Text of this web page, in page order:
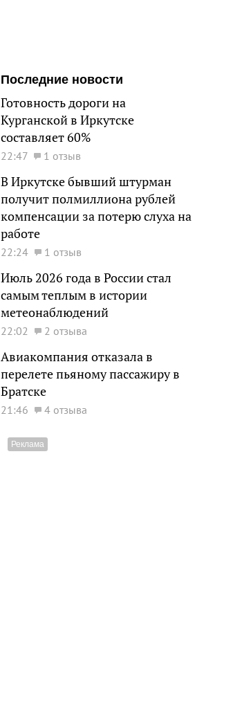
Последние новости
Готовность дороги на
Курганской в Иркутске
составляет 60%
22:47 1 отзыв
В Иркутске бывший штурман
получит полмиллиона рублей
компенсации за потерю слуха на
работе
22:24 1 отзыв
Июль 2026 года в России стал
самым теплым в истории
метеонаблюдений
22:02 2 отзыва
Авиакомпания отказала в
перелете пьяному пассажиру в
Братске
21:46 4 отзыва